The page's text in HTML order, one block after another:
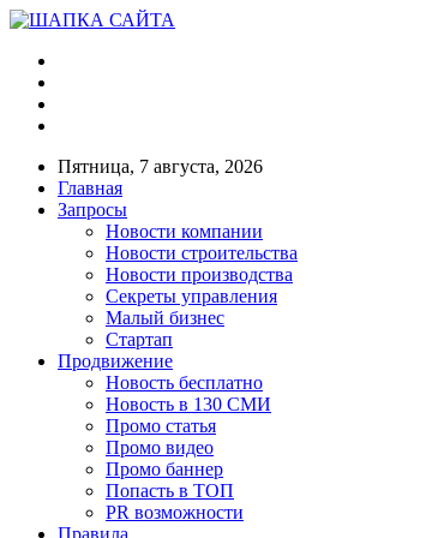
Пятница, 7 августа, 2026
Главная
Запросы
Новости компании
Новости строительства
Новости производства
Секреты управления
Малый бизнес
Стартап
Продвижение
Новость бесплатно
Новость в 130 СМИ
Промо статья
Промо видео
Промо баннер
Попасть в ТОП
PR возможности
Правила